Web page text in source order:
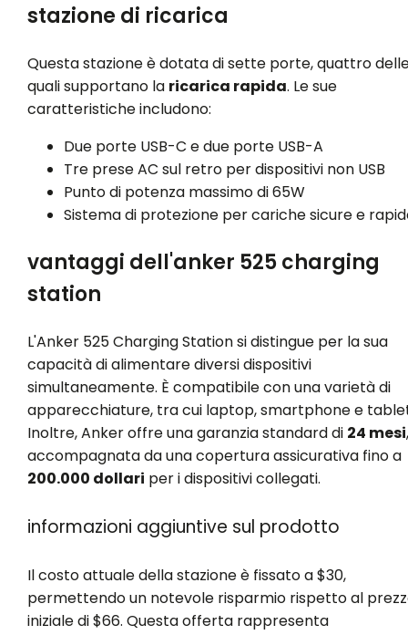
stazione di ricarica
Questa stazione è dotata di sette porte, quattro
quali supportano la ricarica rapida. Le sue
caratteristiche includono:
Due porte USB-C e due porte USB-A
Tre prese AC sul retro per dispositivi non USB
Punto di potenza massimo di 65W
Sistema di protezione per cariche sicure e
vantaggi dell'anker 525 charging
station
L'Anker 525 Charging Station si distingue per la sua
capacità di alimentare diversi dispositivi
simultaneamente. È compatibile con una varietà di
apparecchiature, tra cui laptop, smartphone e
Inoltre, Anker offre una garanzia standard di 24 mesi,
accompagnata da una copertura assicurativa fino a
200.000 dollari per i dispositivi collegati.
informazioni aggiuntive sul prodotto
Il costo attuale della stazione è fissato a $30,
permettendo un notevole risparmio rispetto al
iniziale di $66. Questa offerta rappresenta